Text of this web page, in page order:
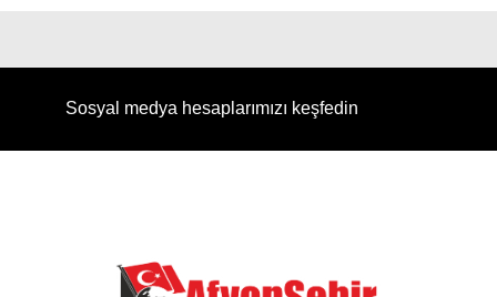
Sosyal medya hesaplarımızı keşfedin